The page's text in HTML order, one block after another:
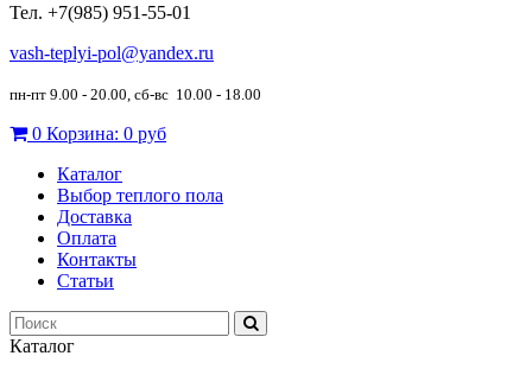
Тел. +7(985) 951-55-01
vash-teplyi-pol@yandex.ru
пн-пт 9.00 - 20.00, сб-вс 10.00 - 18.00
0 Корзина: 0 руб
Каталог
Выбор теплого пола
Доставка
Оплата
Контакты
Статьи
Каталог